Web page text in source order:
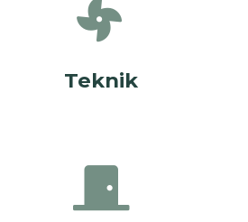
Teknik